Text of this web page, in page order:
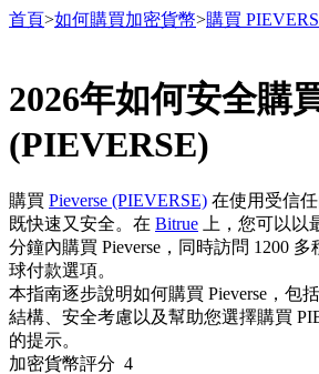
USDT永續
首頁>如何購買加密貨幣>購買
2026年如何安全購
(PIEVERSE)
購買 Pieverse (PIEVERSE) 在使用受信
既快速又安全。在 Bitrue 上，您可以以
分鐘內購買 Pieverse，同時訪問 1200
球付款選項。
本指南逐步說明如何購買 Pieverse，包
結構、安全考慮以及幫助您選擇購買
的提示。
加密貨幣評分 4